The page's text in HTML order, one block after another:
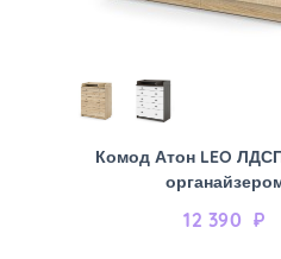
Комод Атон LEO
12 390 ₽